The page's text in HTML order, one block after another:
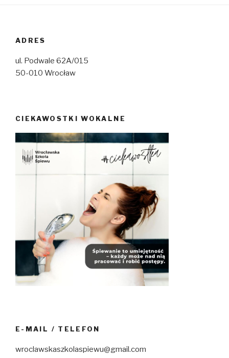
ADRES
ul. Podwale 62A/015
50-010 Wrocław
CIEKAWOSTKI WOKALNE
E-MAIL / TELEFON
wroclawskaszkolaspiewu@gmail.com